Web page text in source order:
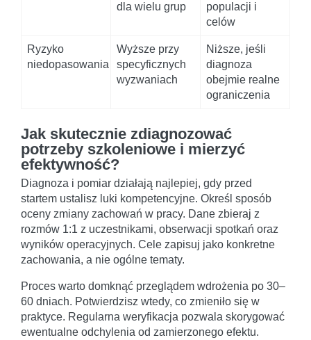
dla wielu grup
populacji i
celów
Ryzyko
niedopasowania
Wyższe przy
specyficznych
wyzwaniach
Niższe, jeśli
diagnoza
obejmie realne
ograniczenia
Jak skutecznie zdiagnozować
potrzeby szkoleniowe i mierzyć
efektywność?
Diagnoza i pomiar działają najlepiej, gdy przed
startem ustalisz luki kompetencyjne. Określ sposób
oceny zmiany zachowań w pracy. Dane zbieraj z
rozmów 1:1 z uczestnikami, obserwacji spotkań oraz
wyników operacyjnych. Cele zapisuj jako konkretne
zachowania, a nie ogólne tematy.
Proces warto domknąć przeglądem wdrożenia po 30–
60 dniach. Potwierdzisz wtedy, co zmieniło się w
praktyce. Regularna weryfikacja pozwala skorygować
ewentualne odchylenia od zamierzonego efektu.